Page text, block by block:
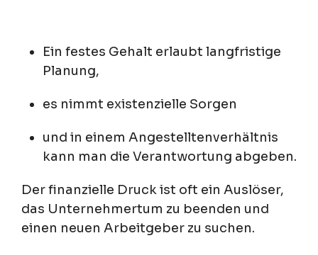
Ein festes Gehalt erlaubt langfristige
Planung,
es nimmt existenzielle Sorgen
und in einem Angestelltenverhältnis
kann man die Verantwortung abgeben.
Der finanzielle Druck ist oft ein Auslöser,
das Unternehmertum zu beenden und
einen neuen Arbeitgeber zu suchen.